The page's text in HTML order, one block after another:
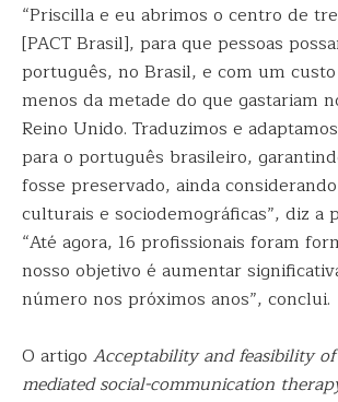
“Priscilla e eu abrimos o centro de
[PACT Brasil], para que pessoas
português, no Brasil, e com um
menos da metade do que gastariam
Reino Unido. Traduzimos e
para o português brasileiro,
fosse preservado, ainda
culturais e sociodemográficas”, diz a
“Até agora, 16 profissionais foram
nosso objetivo é aumentar
número nos próximos anos”, conclui.
O artigo Acceptability and feasibility
mediated social-communication